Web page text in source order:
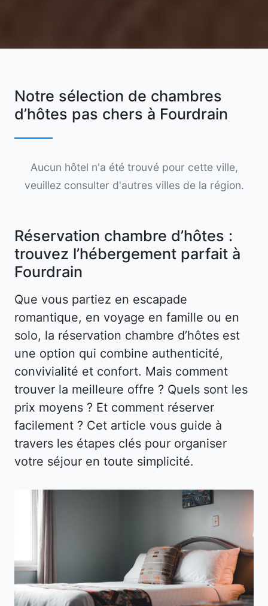
Notre sélection de chambres
d’hôtes pas chers à Fourdrain
Aucun hôtel n'a été trouvé pour cette ville,
veuillez consulter d'autres villes de la région.
Réservation chambre d’hôtes :
trouvez l’hébergement parfait à
Fourdrain
Que vous partiez en escapade
romantique, en voyage en famille ou en
solo, la réservation chambre d’hôtes est
une option qui combine authenticité,
convivialité et confort. Mais comment
trouver la meilleure offre ? Quels sont les
prix moyens ? Et comment réserver
facilement ? Cet article vous guide à
travers les étapes clés pour organiser
votre séjour en toute simplicité.